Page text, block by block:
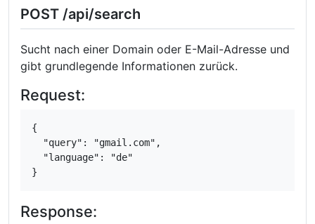
POST /api/search
Sucht nach einer Domain oder E-Mail-Adresse und
gibt grundlegende Informationen zurück.
Request:
{
  "query": "gmail.com",
  "language": "de"
}
Response: